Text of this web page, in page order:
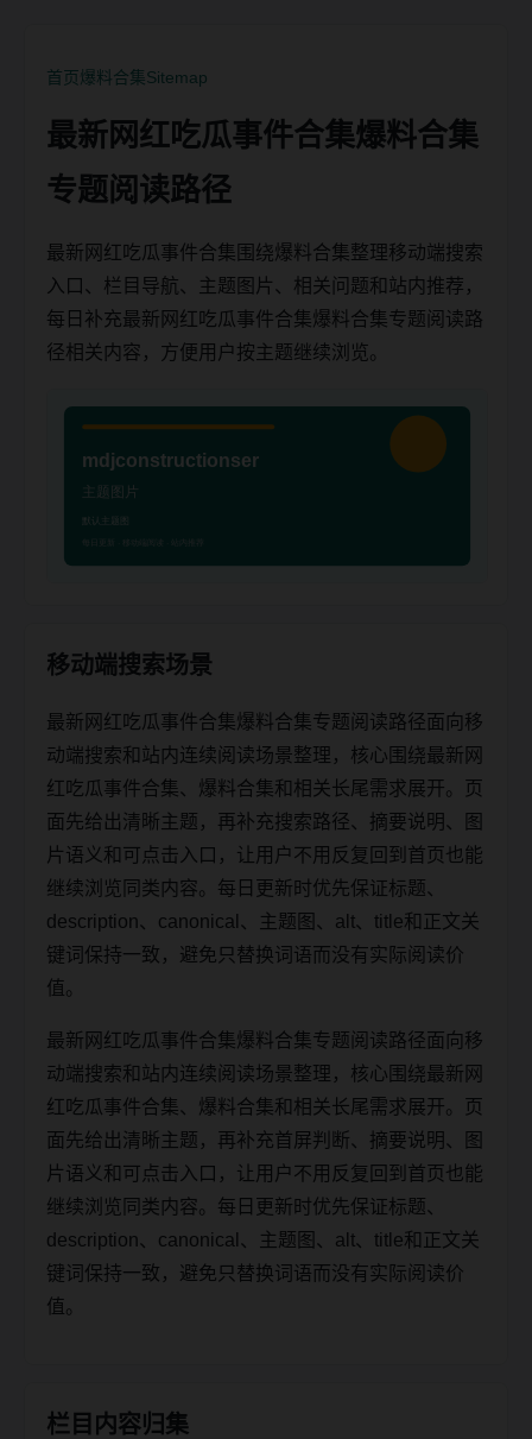
首页 爆料合集Sitemap
最新网红吃瓜事件合集爆料合集
专题阅读路径
最新网红吃瓜事件合集围绕爆料合集整理移动端搜索
入口、栏目导航、主题图片、相关问题和站内推荐，
每日补充最新网红吃瓜事件合集爆料合集专题阅读路
径相关内容，方便用户按主题继续浏览。
移动端搜索场景
最新网红吃瓜事件合集爆料合集专题阅读路径面向移
动端搜索和站内连续阅读场景整理，核心围绕最新网
红吃瓜事件合集、爆料合集和相关长尾需求展开。页
面先给出清晰主题，再补充搜索路径、摘要说明、图
片语义和可点击入口，让用户不用反复回到首页也能
继续浏览同类内容。每日更新时优先保证标题、
description、canonical、主题图、alt、title和正文关
键词保持一致，避免只替换词语而没有实际阅读价
值。
最新网红吃瓜事件合集爆料合集专题阅读路径面向移
动端搜索和站内连续阅读场景整理，核心围绕最新网
红吃瓜事件合集、爆料合集和相关长尾需求展开。页
面先给出清晰主题，再补充首屏判断、摘要说明、图
片语义和可点击入口，让用户不用反复回到首页也能
继续浏览同类内容。每日更新时优先保证标题、
description、canonical、主题图、alt、title和正文关
键词保持一致，避免只替换词语而没有实际阅读价
值。
栏目内容归集